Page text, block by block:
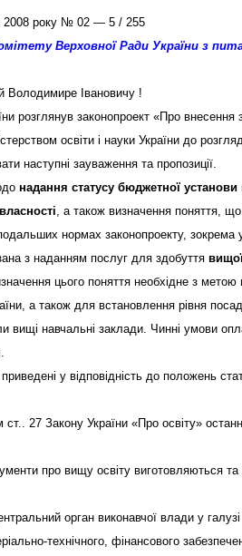
2008 року № 02 — 5 / 255
Верховної Ради України з
Володимире Івановичу !
розглянув законопроект «Про внесення
освіти і науки України до
наступні зауваження та пропозиції.
надання статусу бюджетної
, а також визначення поняття,
нормах законопроекту, зокрема
з наданням послуг для здобуття
цього поняття необхідне з
а також для встановлення рівня
вищі навчальні заклади. Чинні умови
у відповідність до положень
27 Закону України «Про освіту»
про вищу освіту виготовляються
орган виконавчої влади у галузі
технічного, фінансового